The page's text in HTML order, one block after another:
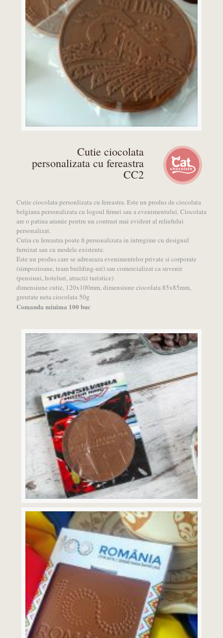
Cutie ciocolata
personalizata cu fereastra
CC2
Cutie ciocolata personlizata cu fereastra. Este un produs de ciocolata
belgiana personalizata cu logoul firmei sau a evenimentului. Ciocolata
are o patina aramie pentru un contrast mai evident al reliefului
personalizat.
Cutia cu fereastra poate fi personalizata in intregime cu designul
furnizat sau cu modele existente.
Este un produs care se adreseaza evenimentelor private si corporate
(simpozioane, team building-uri) sau comercializat ca suvenir
(pensiuni, hoteluri, atractii turistice)
dimensiune cutie, 120x100mm, dimensiune ciocolata 85x85mm,
greutate neta ciocolata 50g
Comanda minima 100 buc